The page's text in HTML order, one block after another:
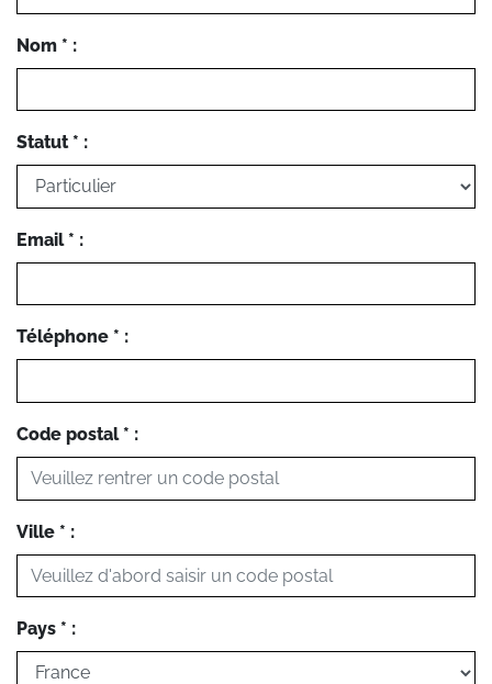
Nom * :
Statut * :
Email * :
Téléphone * :
Code postal * :
Ville * :
Pays * :